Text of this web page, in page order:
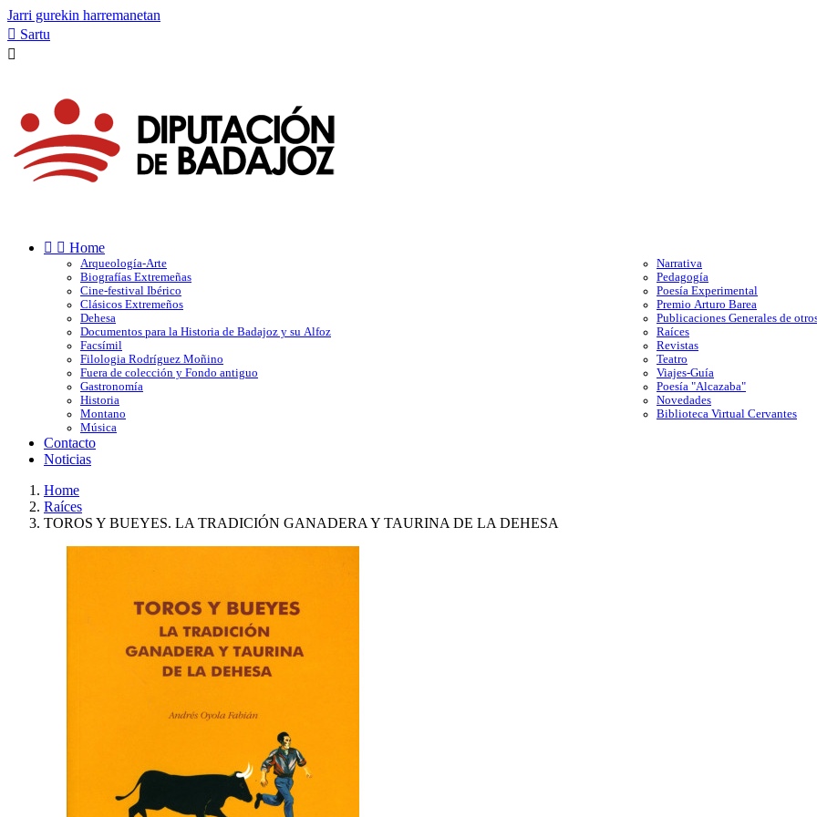
Jarri gurekin harremanetan
 Sartu

  Home
Arqueología-Arte
Biografías Extremeñas
Cine-festival Ibérico
Clásicos Extremeños
Dehesa
Documentos para la Historia de Badajoz y su Alfoz
Facsímil
Filologia Rodríguez Moñino
Fuera de colección y Fondo antiguo
Gastronomía
Historia
Montano
Música
Narrativa
Pedagogía
Poesía Experimental
Premio Arturo Barea
Publicaciones Generales de
Raíces
Revistas
Teatro
Viajes-Guía
Poesía "Alcazaba"
Novedades
Biblioteca Virtual Cervantes
Contacto
Noticias
Home
Raíces
TOROS Y BUEYES. LA TRADICIÓN GANADERA Y TAURINA DE LA DEHESA